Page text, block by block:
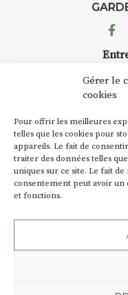
Gérer le
cookies
Pour offrir les meilleures
telles que les cookies pour
appareils. Le fait de
traiter des données telles
uniques sur ce site. Le fait
consentement peut avoir un
et fonctions.
Suivez